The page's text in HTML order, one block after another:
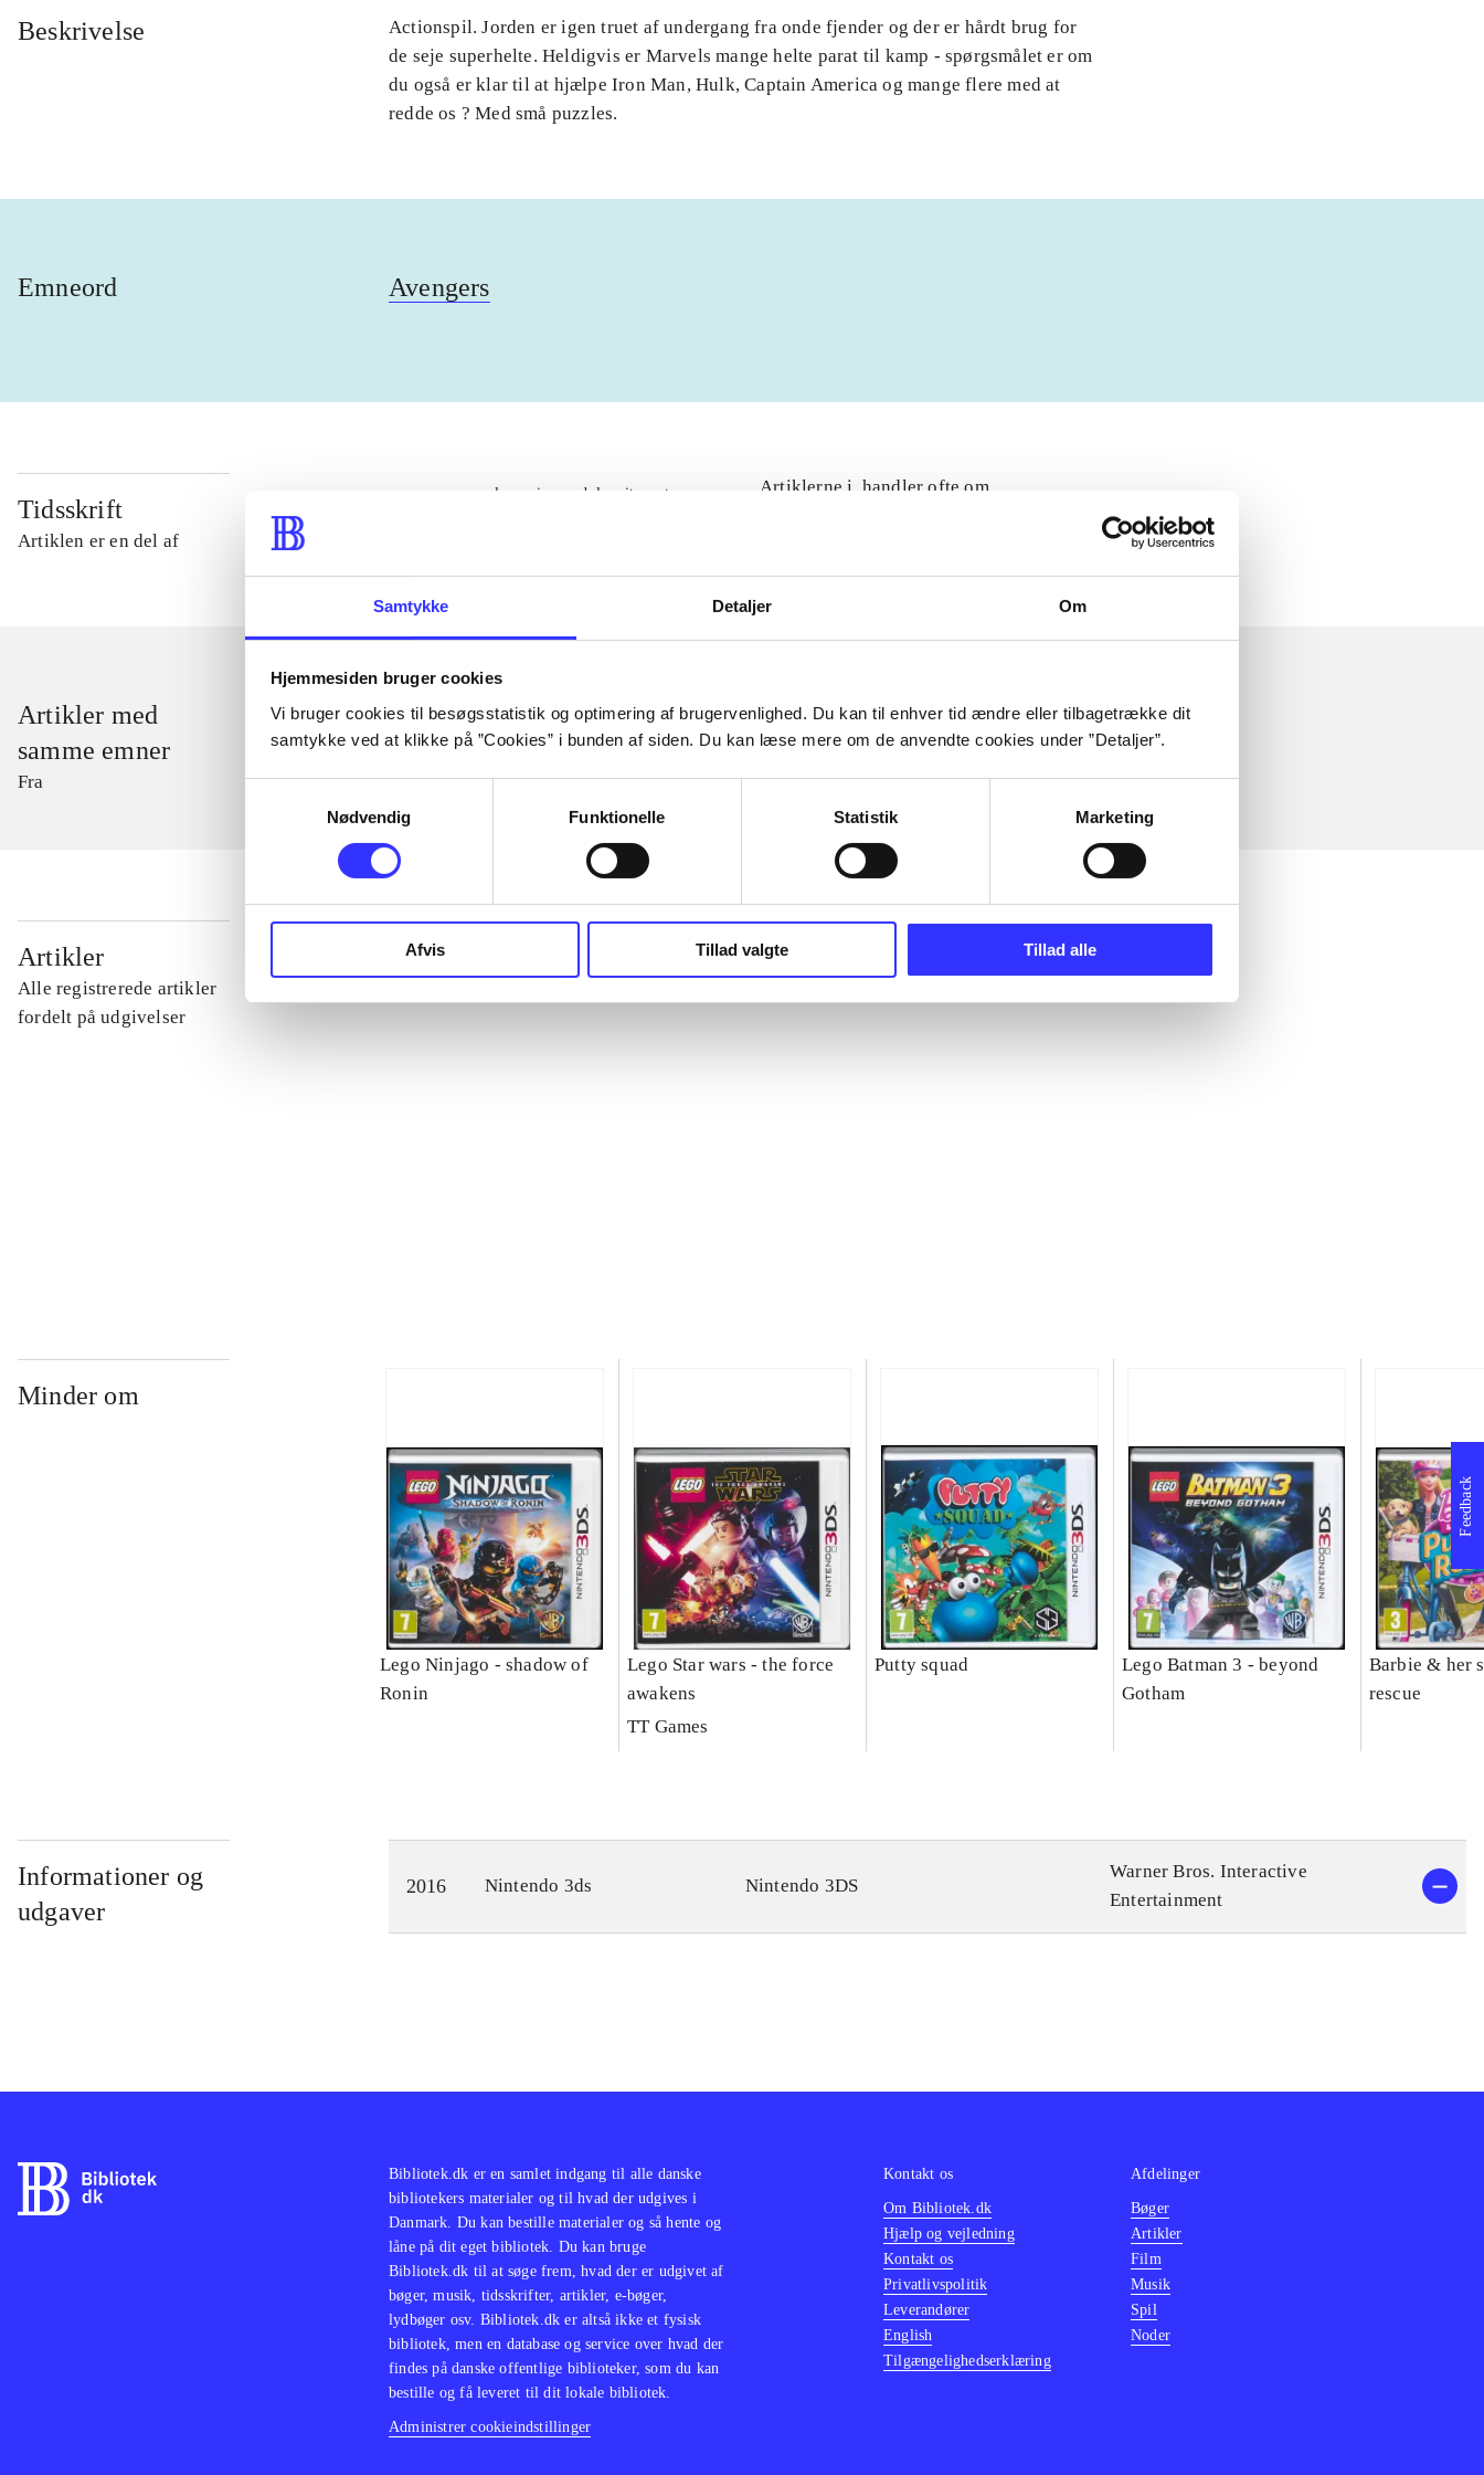
Samtykke Detaljer Om
Hjemmesiden bruger cookies
Vi bruger cookies til besøgsstatistik og optimering af brugervenlighed. Du kan til enhver tid ændre eller tilbagetrække dit
samtykke ved at klikke på ”Cookies” i bunden af siden. Du kan læse mere om de anvendte cookies under ”Detaljer”.
Nødvendig
Funktionelle Statistik Marketing
Afvis Tillad valgte Tillad alle
Beskrivelse
Actionspil. Jorden er igen truet af undergang fra onde fjender og der er hårdt brug for
de seje superhelte. Heldigvis er Marvels mange helte parat til kamp - spørgsmålet er om
du også er klar til at hjælpe Iron Man, Hulk, Captain America og mange flere med at
redde os ? Med små puzzles.
Emneord Avengers
Tidsskrift
Artiklen er en del af
lorem ipsum dolor sit amet ...
Artiklerne i handler ofte om
Artikler med
samme emner
Fra
Artikler
Alle registrerede artikler
fordelt på udgivelser
Minder om
Lego Ninjago - shadow of
Ronin
Lego Star wars - the force
awakens
TT Games
Putty squad
Lego Batman 3 - beyond
Gotham
Barbie & her
rescue
Informationer og
udgaver
2016 Nintendo 3ds Nintendo 3DS
Warner Bros. Interactive
Entertainment
Feedback
Bibliotek.dk er en samlet indgang til alle danske
bibliotekers materialer og til hvad der udgives i
Danmark. Du kan bestille materialer og så hente og
låne på dit eget bibliotek. Du kan bruge
Bibliotek.dk til at søge frem, hvad der er udgivet af
bøger, musik, tidsskrifter, artikler, e-bøger,
lydbøger osv. Bibliotek.dk er altså ikke et fysisk
bibliotek, men en database og service over hvad der
findes på danske offentlige biblioteker, som du kan
bestille og få leveret til dit lokale bibliotek.
Administrer cookieindstillinger
Kontakt os
Om Bibliotek.dk
Hjælp og vejledning
Kontakt os
Privatlivspolitik
Leverandører
English
Tilgængelighedserklæring
Afdelinger
Bøger
Artikler
Film
Musik
Spil
Noder